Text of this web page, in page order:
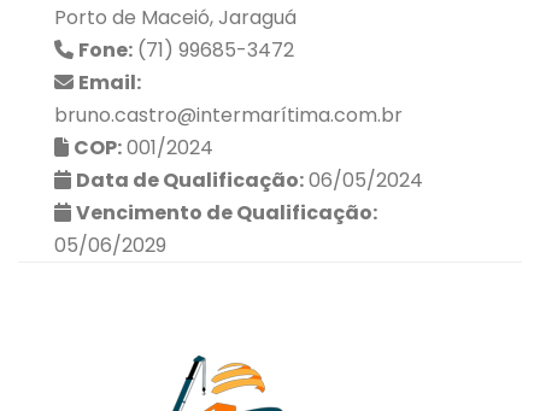
Porto de Maceió, Jaraguá
Fone: (71) 99685-3472
Email:
bruno.castro@intermarítima.com.br
COP:001/2024
Data de Qualificação:06/05/2024
Vencimento de Qualificação:
05/06/2029